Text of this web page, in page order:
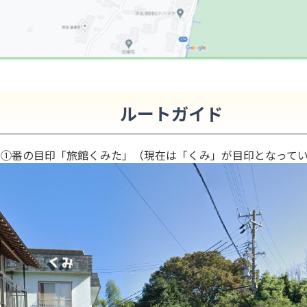
ルートガイド
番の目印 「旅館くみた」（現在は「くみ」が目印となって